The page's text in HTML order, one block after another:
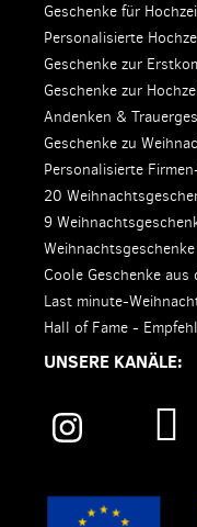
Geschenke für
Personalisierte
Geschenke zur
Geschenke zur
Andenken &
Geschenke zu
Personalisierte
20
9
Coole Geschenke aus
Last minute-
Hall of Fame -
UNSERE KANÄLE: